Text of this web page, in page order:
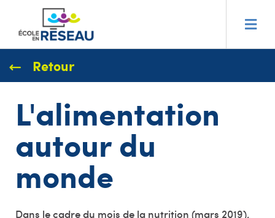
Retour
L'alimentation
autour du
monde
Dans le cadre du mois de la nutrition (mars 2019),